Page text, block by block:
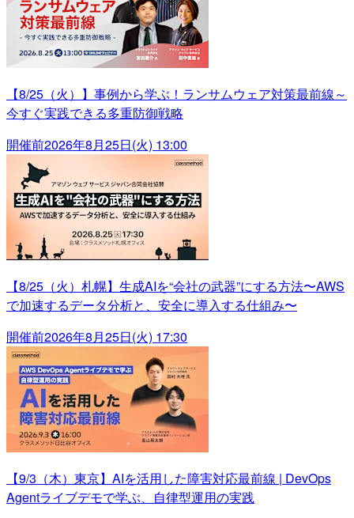
【8/25（火）】事例から学ぶ！ランサムウェア対策最前線～
今すぐ実践できる多重防御戦略
開催前2026年8月25日(火) 13:00
【8/25（火）札幌】生成AIを“会社の武器”にする方法〜AWS
で加速するデータ分析と、安全に導入する仕組み〜
開催前2026年8月25日(火) 17:30
【9/3（木）東京】AIを活用した障害対応最前線 | DevOps
Agentライブデモで学ぶ、自律型運用の実践